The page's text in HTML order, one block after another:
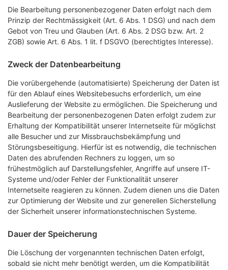
Die Bearbeitung personenbezogener Daten erfolgt nach dem
Prinzip der Rechtmässigkeit (Art. 6 Abs. 1 DSG) und nach dem
Gebot von Treu und Glauben (Art. 6 Abs. 2 DSG bzw. Art. 2
ZGB) sowie Art. 6 Abs. 1 lit. f DSGVO (berechtigtes Interesse).
Zweck der Datenbearbeitung
Die vorübergehende (automatisierte) Speicherung der Daten ist
für den Ablauf eines Websitebesuchs erforderlich, um eine
Auslieferung der Website zu ermöglichen. Die Speicherung und
Bearbeitung der personenbezogenen Daten erfolgt zudem zur
Erhaltung der Kompatibilität unserer Internetseite für möglichst
alle Besucher und zur Missbrauchsbekämpfung und
Störungsbeseitigung. Hierfür ist es notwendig, die technischen
Daten des abrufenden Rechners zu loggen, um so
frühestmöglich auf Darstellungsfehler, Angriffe auf unsere IT-
Systeme und/oder Fehler der Funktionalität unserer
Internetseite reagieren zu können. Zudem dienen uns die Daten
zur Optimierung der Website und zur generellen Sicherstellung
der Sicherheit unserer informationstechnischen Systeme.
Dauer der Speicherung
Die Löschung der vorgenannten technischen Daten erfolgt,
sobald sie nicht mehr benötigt werden, um die Kompatibilität